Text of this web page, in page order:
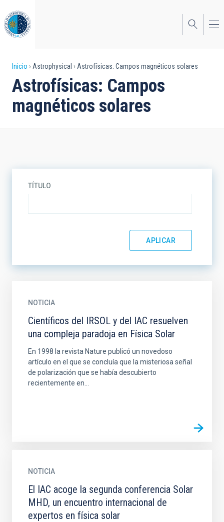
al
contenido
principal
Sobrescribir
enlaces
de
Inicio Astrophysical Astrofísicas: Campos magnéticos solares
Astrofísicas: Campos
magnéticos solares
TÍTULO
NOTICIA
Científicos del IRSOL y del IAC resuelven
una compleja paradoja en Física Solar
En 1998 la revista Nature publicó un novedoso
artículo en el que se concluía que la misteriosa señal
de polarización que se había descubierto
recientemente en...
NOTICIA
El IAC acoge la segunda conferencia Solar
MHD, un encuentro internacional de
expertos en física solar